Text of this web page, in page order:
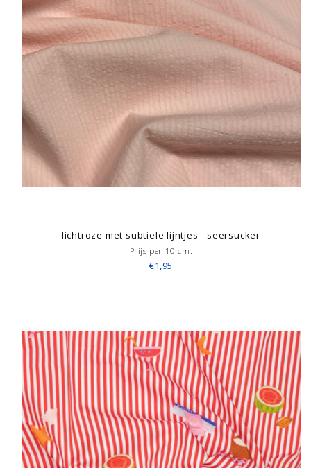
lichtroze met subtiele lijntjes - seersucker
Prijs per 10 cm.
€1,95